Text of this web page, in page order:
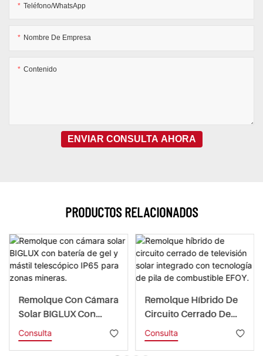
Teléfono/WhatsApp
Nombre De Empresa
Contenido
ENVIAR CONSULTA AHORA
PRODUCTOS RELACIONADOS
Remolque Con Cámara
Solar BIGLUX Con
Batería De Gel Y Mástil
Telescópico IP65 Para
Consulta
Remolque Híbrido De
Circuito Cerrado De
Televisión Solar
Integrado Con
Consulta